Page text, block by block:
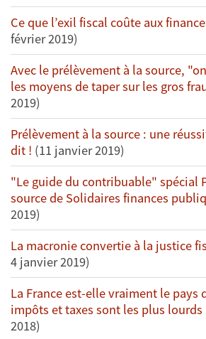
Ce que l’exil fiscal coûte aux
février 2019)
Avec le prélèvement à la source,
les moyens de taper sur les gros
2019)
Prélèvement à la source : une
dit ! (11 janvier 2019)
"Le guide du contribuable" spécial
source de Solidaires finances
2019)
La macronie convertie à la justice
4 janvier 2019)
La France est-elle vraiment le pays
impôts et taxes sont les plus lourds
2018)